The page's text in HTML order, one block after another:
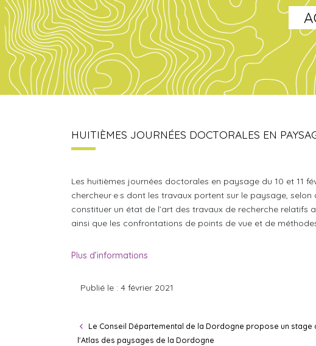
HUITIÈMES JOURNÉES DOCTORALES EN
Les huitièmes journées doctorales en paysage du 10 et 11
chercheur·e·s dont les travaux portent sur le paysage,
constituer un état de l’art des travaux de recherche relatifs
ainsi que les confrontations de points de vue et de
Plus d’informations
Publié le : 4 février 2021
Le Conseil Départemental de la Dordogne propose un
l'Atlas des paysages de la Dordogne